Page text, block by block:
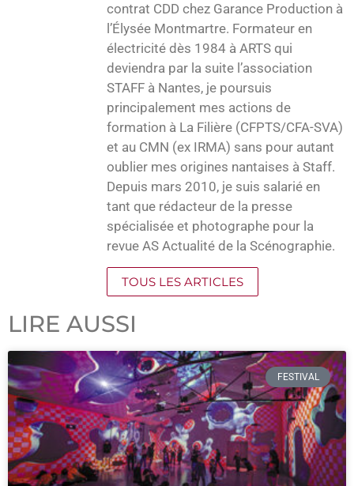
contrat CDD chez Garance Production à
l’Élysée Montmartre. Formateur en
électricité dès 1984 à ARTS qui
deviendra par la suite l’association
STAFF à Nantes, je poursuis
principalement mes actions de
formation à La Filière (CFPTS/CFA-SVA)
et au CMN (ex IRMA) sans pour autant
oublier mes origines nantaises à Staff.
Depuis mars 2010, je suis salarié en
tant que rédacteur de la presse
spécialisée et photographe pour la
revue AS Actualité de la Scénographie.
TOUS LES ARTICLES
LIRE AUSSI
FESTIVAL